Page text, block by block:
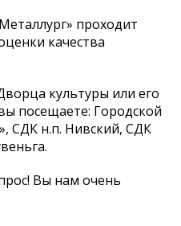
проходит
качества
культуры или его
посещаете: Городской
СДК н.п. Нивский, СДК
Вы нам очень